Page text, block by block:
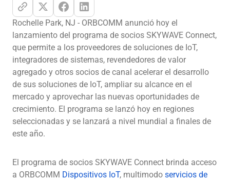
Rochelle Park, NJ - ORBCOMM anunció hoy el
lanzamiento del programa de socios SKYWAVE Connect,
que permite a los proveedores de soluciones de IoT,
integradores de sistemas, revendedores de valor
agregado y otros socios de canal acelerar el desarrollo
de sus soluciones de IoT, ampliar su alcance en el
mercado y aprovechar las nuevas oportunidades de
crecimiento. El programa se lanzó hoy en regiones
seleccionadas y se lanzará a nivel mundial a finales de
este año.
El programa de socios SKYWAVE Connect brinda acceso
a ORBCOMM Dispositivos IoT, multimodo servicios de